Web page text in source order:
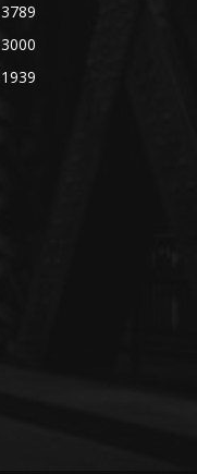
3789
3000
1939